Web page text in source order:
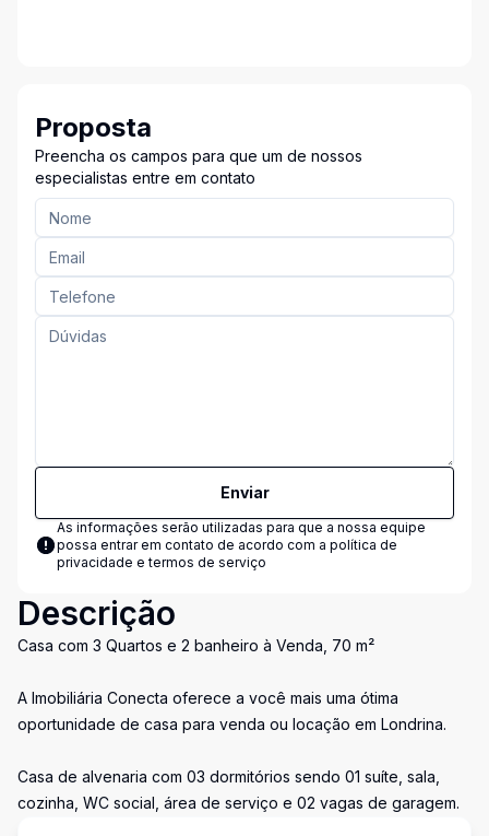
Proposta
Preencha os campos para que um de nossos
especialistas entre em contato
Enviar
As informações serão utilizadas para que a nossa equipe
possa entrar em contato de acordo com a política de
privacidade e termos de serviço
Descrição
Casa com 3 Quartos e 2 banheiro à Venda, 70 m²
A Imobiliária Conecta oferece a você mais uma ótima
oportunidade de casa para venda ou locação em Londrina.
Casa de alvenaria com 03 dormitórios sendo 01 suíte, sala,
cozinha, WC social, área de serviço e 02 vagas de garagem.